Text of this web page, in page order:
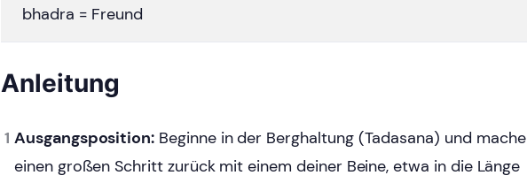
bhadra = Freund
Anleitung
Ausgangsposition: Beginne in der Berghaltung (Tadasana) und mache
einen großen Schritt zurück mit einem deiner Beine, etwa in die Länge